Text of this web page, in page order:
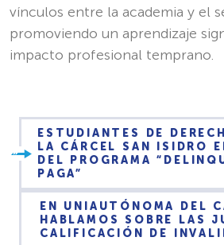
vínculos entre la academia y el
promoviendo un aprendizaje
impacto profesional temprano.
ESTUDIANTES DE
LA CÁRCEL SAN ISIDRO
DEL PROGRAMA
PAGA”
EN UNIAUTÓNOMA DEL
HABLAMOS SOBRE LAS
CALIFICACIÓN DE